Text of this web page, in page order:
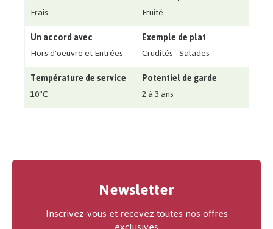
Frais
Fruité
Un accord avec
Hors d'oeuvre et Entrées
Exemple de plat
Crudités - Salades
Température de service
10°C
Potentiel de garde
2 à 3 ans
Newsletter
Inscrivez-vous et recevez toutes nos offres